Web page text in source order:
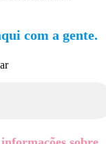
com a gente.